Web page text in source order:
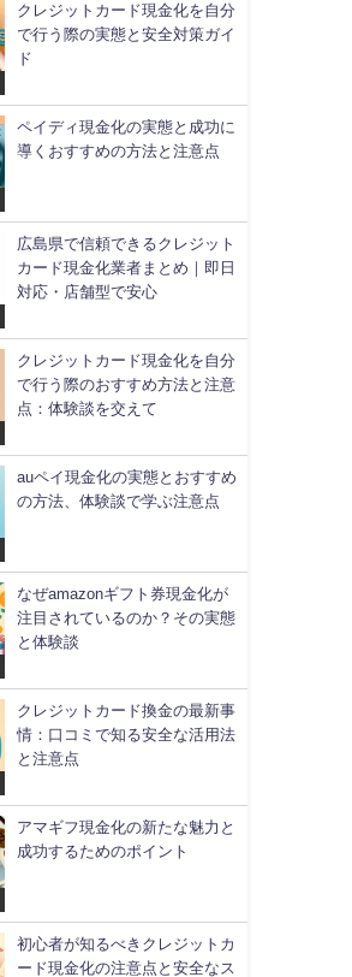
クレジットカード現金化を自分
で行う際の実態と安全対策ガイ
ド
ペイディ現金化の実態と成功に
導くおすすめの方法と注意点
広島県で信頼できるクレジット
カード現金化業者まとめ｜即日
対応・店舗型で安心
クレジットカード現金化を自分
で行う際のおすすめ方法と注意
点：体験談を交えて
auペイ現金化の実態とおすすめ
の方法、体験談で学ぶ注意点
なぜamazonギフト券現金化が
注目されているのか？その実態
と体験談
クレジットカード換金の最新事
情：口コミで知る安全な活用法
と注意点
アマギフ現金化の新たな魅力と
成功するためのポイント
初心者が知るべきクレジットカ
ード現金化の注意点と安全なス